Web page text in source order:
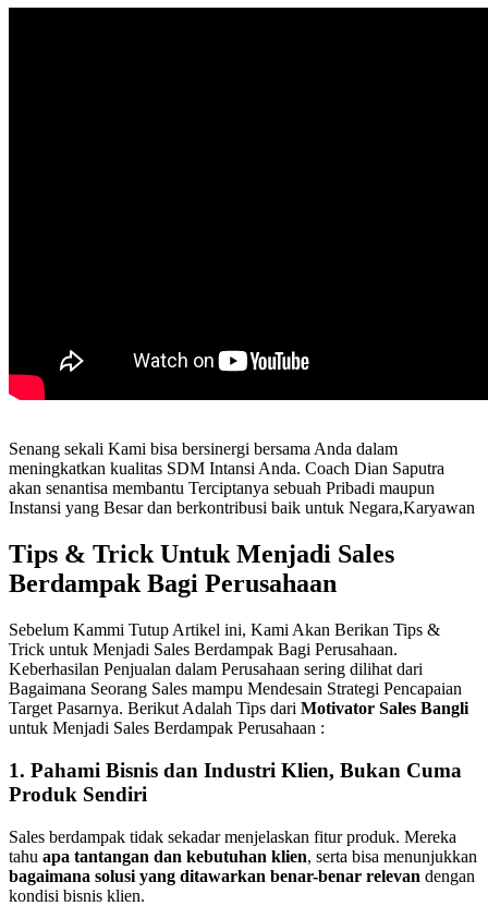
Senang sekali Kami bisa bersinergi bersama Anda dalam
meningkatkan kualitas SDM Intansi Anda. Coach Dian Saputra
akan senantisa membantu Terciptanya sebuah Pribadi maupun
Instansi yang Besar dan berkontribusi baik untuk Negara,Karyawan
Tips & Trick Untuk Menjadi Sales
Berdampak Bagi Perusahaan
Sebelum Kammi Tutup Artikel ini, Kami Akan Berikan Tips &
Trick untuk Menjadi Sales Berdampak Bagi Perusahaan.
Keberhasilan Penjualan dalam Perusahaan sering dilihat dari
Bagaimana Seorang Sales mampu Mendesain Strategi Pencapaian
Target Pasarnya. Berikut Adalah Tips dari Motivator Sales Bangli
untuk Menjadi Sales Berdampak Perusahaan :
1. Pahami Bisnis dan Industri Klien, Bukan Cuma
Produk Sendiri
Sales berdampak tidak sekadar menjelaskan fitur produk. Mereka
tahu apa tantangan dan kebutuhan klien, serta bisa menunjukkan
bagaimana solusi yang ditawarkan benar-benar relevan dengan
kondisi bisnis klien.